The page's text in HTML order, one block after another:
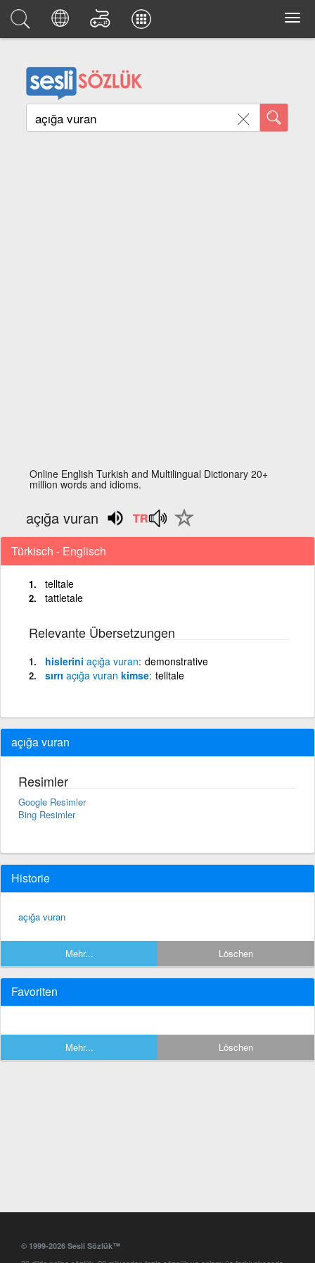
Online English Turkish and Multilingual Dictionary 20+
million words and idioms.
açığa vuran
Türkisch - Englisch
telltale
tattletale
Relevante Übersetzungen
hislerini açığa vuran demonstrative
sırrı açığa vuran kimse telltale
açığa vuran
Resimler
Google Resimler
Bing Resimler
Historie
açığa vuran
Mehr... Löschen
Favoriten
Mehr... Löschen
© 1999-2026 Sesli Sözlük™